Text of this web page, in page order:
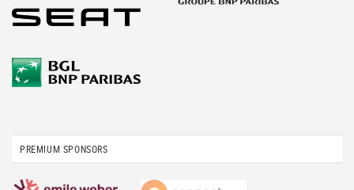
PREMIUM SPONSORS